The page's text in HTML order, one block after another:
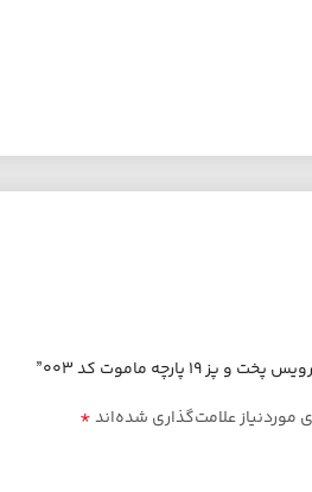
ماموت کد 003”
علامت‌گذاری شده‌اند*